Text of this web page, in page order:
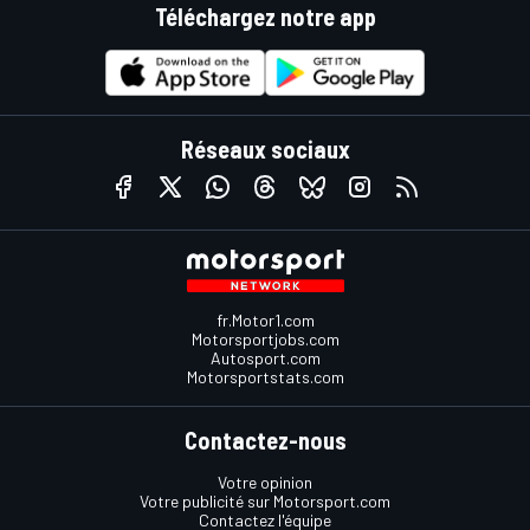
Téléchargez notre app
Réseaux sociaux
fr.Motor1.com
Motorsportjobs.com
Autosport.com
Motorsportstats.com
Contactez-nous
Votre opinion
Votre publicité sur Motorsport.com
Contactez l'équipe